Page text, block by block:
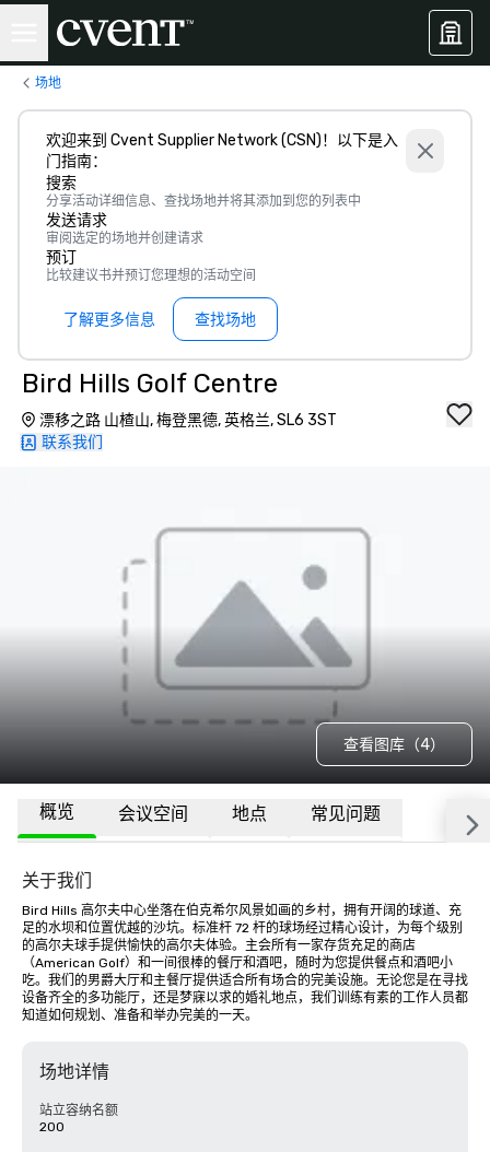
场地
欢迎来到 Cvent Supplier Network (CSN)！以下是入
门指南：
搜索
分享活动详细信息、查找场地并将其添加到您的列表中
发送请求
审阅选定的场地并创建请求
预订
比较建议书并预订您理想的活动空间
了解更多信息 查找场地
Bird Hills Golf Centre
漂移之路 山楂山, 梅登黑德, 英格兰, SL6 3ST
联系我们
查看图库（4）
概览 会议空间 地点 常见问题
关于我们
Bird Hills 高尔夫中心坐落在伯克希尔风景如画的乡村，拥有开阔的球道、充
足的水坝和位置优越的沙坑。标准杆 72 杆的球场经过精心设计，为每个级别
的高尔夫球手提供愉快的高尔夫体验。主会所有一家存货充足的商店
（American Golf）和一间很棒的餐厅和酒吧，随时为您提供餐点和酒吧小
吃。我们的男爵大厅和主餐厅提供适合所有场合的完美设施。无论您是在寻找
设备齐全的多功能厅，还是梦寐以求的婚礼地点，我们训练有素的工作人员都
知道如何规划、准备和举办完美的一天。
场地详情
站立容纳名额
200